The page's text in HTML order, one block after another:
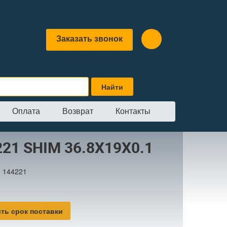
Заказать звонок
Оплата Возврат Контакты
SHIM 36.8X19X0.1
144221
срок поставки